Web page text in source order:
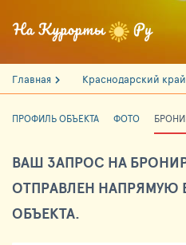
Главная Краснодарский край
ПРОФИЛЬ ОБЪЕКТА ФОТО
ВАШ ЗАПРОС НА
ОТПРАВЛЕН НАПРЯМУЮ
ОБЪЕКТА.